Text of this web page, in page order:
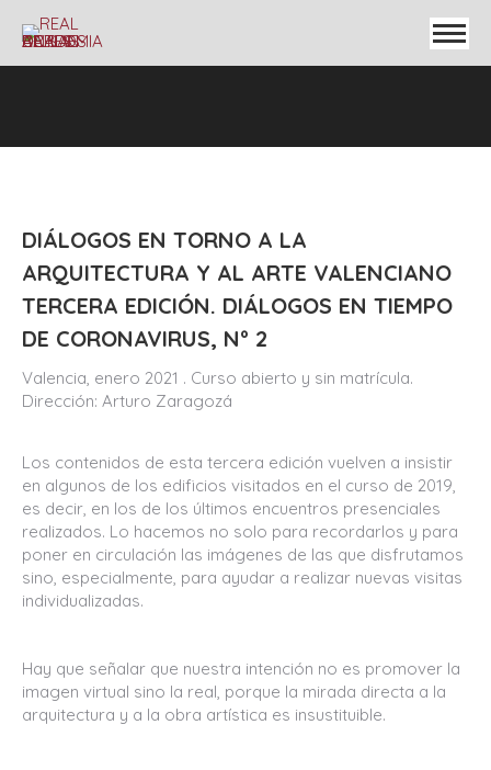
DIÁLOGOS EN TORNO A LA
ARQUITECTURA Y AL ARTE VALENCIANO
TERCERA EDICIÓN. DIÁLOGOS EN TIEMPO
DE CORONAVIRUS, Nº 2
Valencia, enero 2021 . Curso abierto y sin matrícula.
Dirección: Arturo Zaragozá
Los contenidos de esta tercera edición vuelven a insistir
en algunos de los edificios visitados en el curso de 2019,
es decir, en los de los últimos encuentros presenciales
realizados. Lo hacemos no solo para recordarlos y para
poner en circulación las imágenes de las que disfrutamos
sino, especialmente, para ayudar a realizar nuevas visitas
individualizadas.
Hay que señalar que nuestra intención no es promover la
imagen virtual sino la real, porque la mirada directa a la
arquitectura y a la obra artística es insustituible.